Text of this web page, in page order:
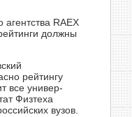
агентства RAEX
должны
рейтингу
все универ­
Физтеха
вузов.